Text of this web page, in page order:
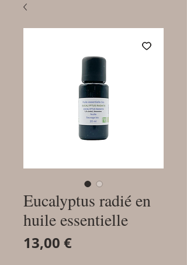
Eucalyptus radié en
huile essentielle
13,00 €Prix